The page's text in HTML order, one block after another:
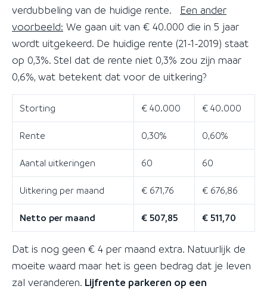
verdubbeling van de huidige rente. Een ander
voorbeeld: We gaan uit van € 40.000 die in 5 jaar
wordt uitgekeerd. De huidige rente (21-1-2019) staat
op 0,3%. Stel dat de rente niet 0,3% zou zijn maar
0,6%, wat betekent dat voor de uitkering?
Storting € 40.000 € 40.000
Rente 0,30% 0,60%
Aantal uitkeringen 60 60
Uitkering per maand € 671,76 € 676,86
Netto per maand € 507,85 € 511,70
Dat is nog geen € 4 per maand extra. Natuurlijk de
moeite waard maar het is geen bedrag dat je leven
zal veranderen. Lijfrente parkeren op een